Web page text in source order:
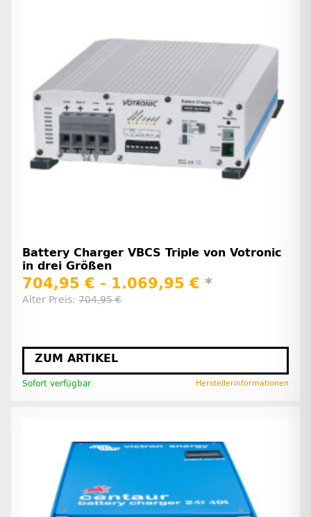
Battery Charger VBCS Triple von Votronic
in drei Größen
704,95 € - 1.069,95 € *
Alter Preis: 704,95 €
ZUM ARTIKEL
Sofort verfügbar Herstellerinformationen